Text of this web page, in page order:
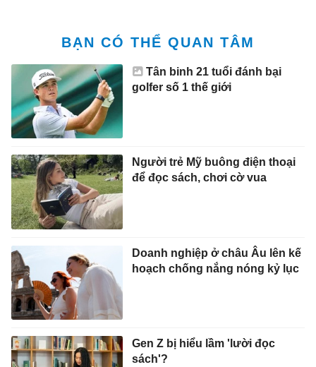
BẠN CÓ THỂ QUAN TÂM
Tân binh 21 tuổi đánh bại
golfer số 1 thế giới
Người trẻ Mỹ buông điện thoại
để đọc sách, chơi cờ vua
Doanh nghiệp ở châu Âu lên kế
hoạch chống nắng nóng kỷ lục
Gen Z bị hiểu lầm 'lười đọc
sách'?